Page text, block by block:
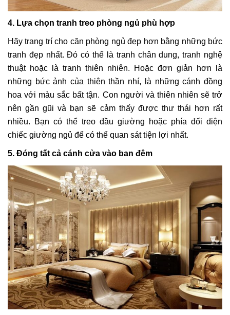
4. Lựa chọn tranh treo phòng ngủ phù hợp
Hãy trang trí cho căn phòng ngủ đẹp hơn bằng những bức
tranh đẹp nhất. Đó có thể là tranh chân dung, tranh nghệ
thuật hoặc là tranh thiên nhiên. Hoặc đơn giản hơn là
những bức ảnh của thiên thần nhí, là những cánh đồng
hoa với màu sắc bất tận. Con người và thiên nhiên sẽ trở
nên gần gũi và bạn sẽ cảm thấy được thư thái hơn rất
nhiều. Bạn có thể treo đầu giường hoặc phía đối diện
chiếc giường ngủ để có thể quan sát tiện lợi nhất.
5. Đóng tất cả cánh cửa vào ban đêm